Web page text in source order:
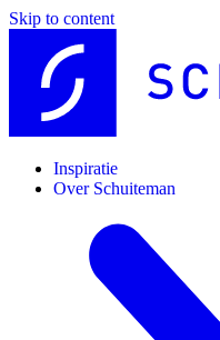
Skip to content
Inspiratie
Over Schuiteman